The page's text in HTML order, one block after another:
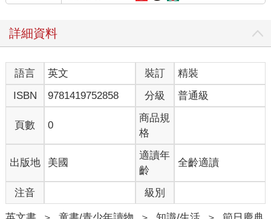
詳細資料
語言 英文 裝訂
精裝
ISBN
9781419752858 分級 普通級
頁數 0
商品規
格
出版地 美國
適讀年
齡
全齡適讀
注音 級別